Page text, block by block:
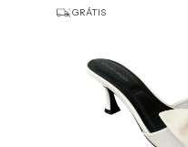
GRÁTIS